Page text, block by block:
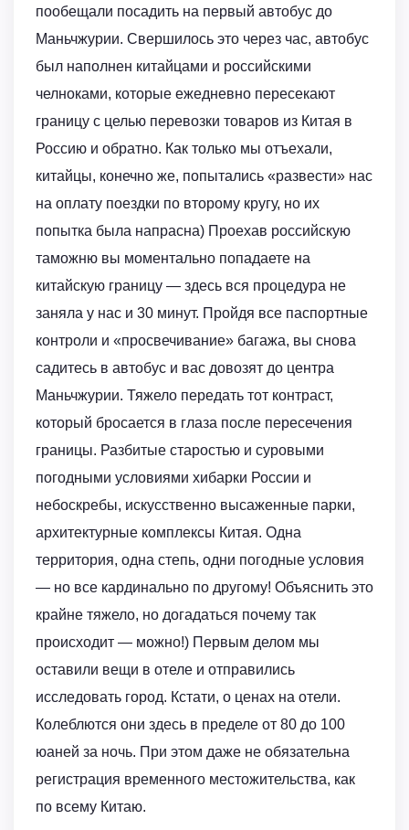
пообещали посадить на первый автобус до
Маньчжурии. Свершилось это через час, автобус
был наполнен китайцами и российскими
челноками, которые ежедневно пересекают
границу с целью перевозки товаров из Китая в
Россию и обратно. Как только мы отъехали,
китайцы, конечно же, попытались «развести» нас
на оплату поездки по второму кругу, но их
попытка была напрасна) Проехав российскую
таможню вы моментально попадаете на
китайскую границу — здесь вся процедура не
заняла у нас и 30 минут. Пройдя все паспортные
контроли и «просвечивание» багажа, вы снова
садитесь в автобус и вас довозят до центра
Маньчжурии. Тяжело передать тот контраст,
который бросается в глаза после пересечения
границы. Разбитые старостью и суровыми
погодными условиями хибарки России и
небоскребы, искусственно высаженные парки,
архитектурные комплексы Китая. Одна
территория, одна степь, одни погодные условия
— но все кардинально по другому! Объяснить это
крайне тяжело, но догадаться почему так
происходит — можно!) Первым делом мы
оставили вещи в отеле и отправились
исследовать город. Кстати, о ценах на отели.
Колеблются они здесь в пределе от 80 до 100
юаней за ночь. При этом даже не обязательна
регистрация временного местожительства, как
по всему Китаю.